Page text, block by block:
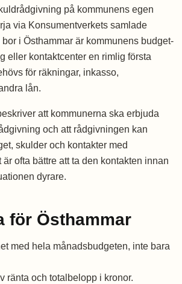
på kommunens egen
via Konsumentverkets samlade
i Östhammar är kommunens budget-
eller kontaktcenter en rimlig första
för räkningar, inkasso,
lån.
att kommunerna ska erbjuda
och att rådgivningen kan
skulder och kontakter med
ofta bättre att ta den kontakten innan
dyrare.
för Östhammar
med hela månadsbudgeten, inte bara
ränta och totalbelopp i kronor.